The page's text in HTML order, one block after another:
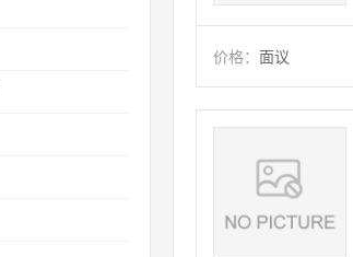
价格： 面议